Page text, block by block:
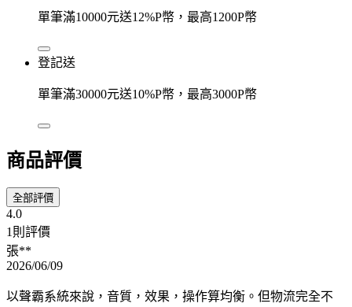
單筆滿10000元送12%P幣，最高1200P幣
登記送
單筆滿30000元送10%P幣，最高3000P幣
商品評價
全部評價
4.0
1則評價
張**
2026/06/09
以聲霸系統來說，音質，效果，操作算均衡。但物流完全不